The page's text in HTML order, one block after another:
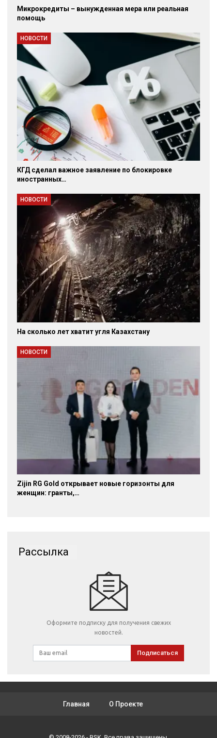
Микрокредиты – вынужденная мера или реальная
помощь
НОВОСТИ
КГД сделал важное заявление по блокировке
иностранных…
НОВОСТИ
На сколько лет хватит угля Казахстану
НОВОСТИ
Zijin RG Gold открывает новые горизонты для
женщин: гранты,…
Рассылка
Оформите подписку для получения свежих
новостей.
Подписаться
Главная О Проекте